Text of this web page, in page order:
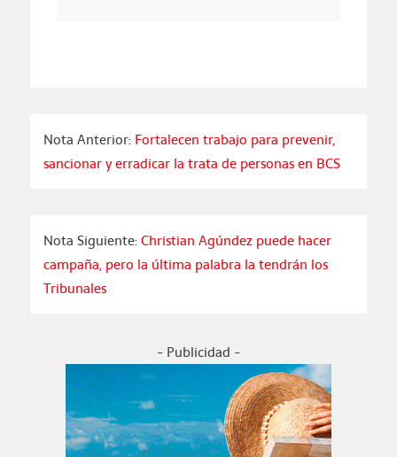
Nota Anterior:Fortalecen trabajo para prevenir,
sancionar y erradicar la trata de personas en BCS
Nota Siguiente:Christian Agúndez puede hacer
campaña, pero la última palabra la tendrán los
Tribunales
- Publicidad -